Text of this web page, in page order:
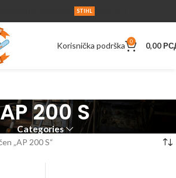
STIHL
Korisnička podrška 0 0,00
AP 200 S
Categories
„AP 200 S“